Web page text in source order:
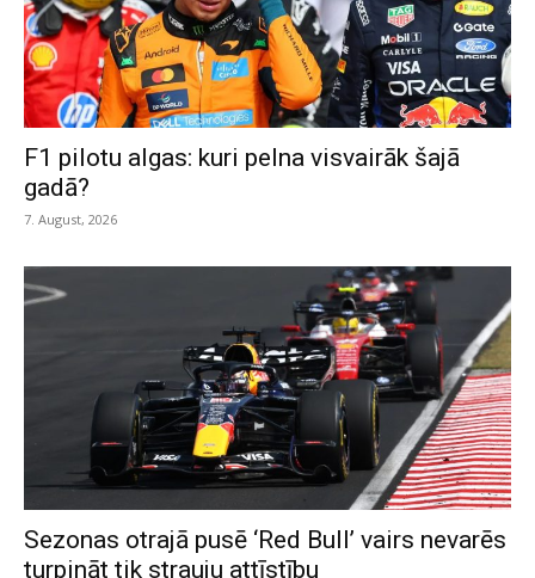
F1 pilotu algas: kuri pelna visvairāk šajā
gadā?
7. August, 2026
Sezonas otrajā pusē ‘Red Bull’ vairs nevarēs
turpināt tik strauju attīstību